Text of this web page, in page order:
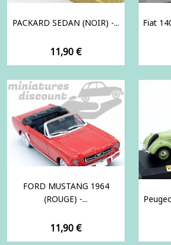
PACKARD SEDAN (NOIR) -...
Prix
11,90 €
Fiat
FORD MUSTANG 1964
(ROUGE) -...
Prix
11,90 €